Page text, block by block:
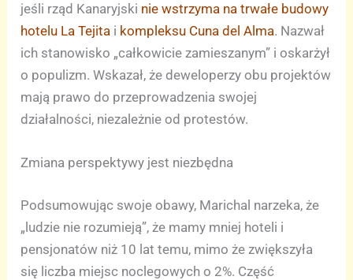
jeśli rząd Kanaryjski nie wstrzyma na trwałe budowy
hotelu La Tejita i kompleksu Cuna del Alma. Nazwał
ich stanowisko „całkowicie zamieszanym” i oskarżył
o populizm. Wskazał, że deweloperzy obu projektów
mają prawo do przeprowadzenia swojej
działalności, niezależnie od protestów.
Zmiana perspektywy jest niezbędna
Podsumowując swoje obawy, Marichal narzeka, że
„ludzie nie rozumieją”, że mamy mniej hoteli i
pensjonatów niż 10 lat temu, mimo że zwiększyła
się liczba miejsc noclegowych o 2%. Część